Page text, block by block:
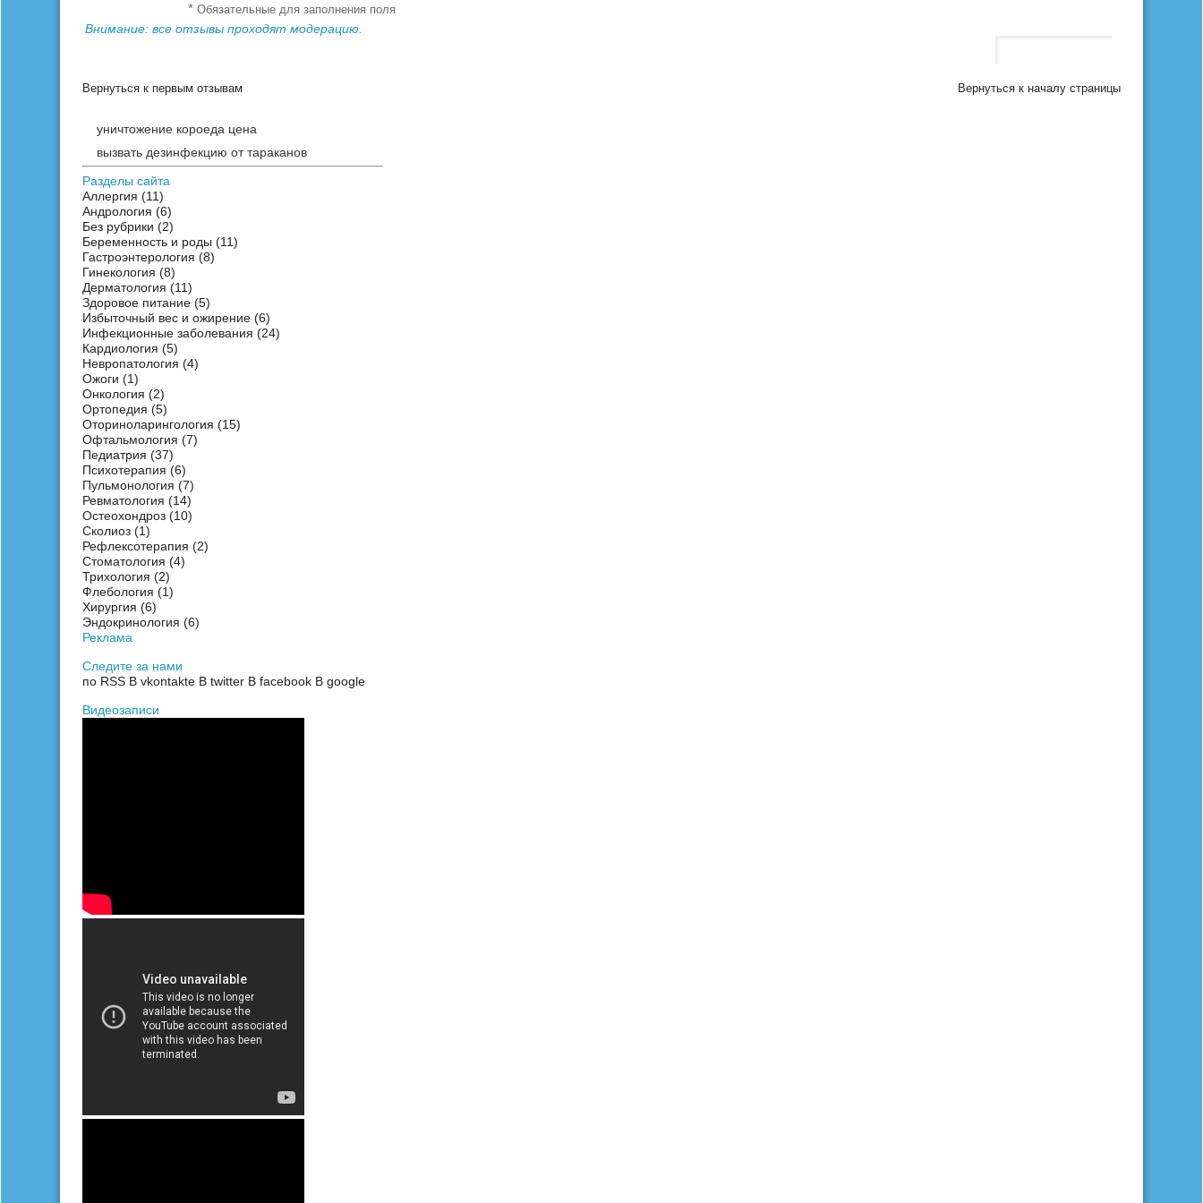
* Обязательные для заполнения поля
Внимание: все отзывы проходят модерацию.
Вернуться к первым отзывам Вернуться к началу страницы
уничтожение короеда цена
вызвать дезинфекцию от тараканов
Разделы сайта
Аллергия (11)
Андрология (6)
Без рубрики (2)
Беременность и роды (11)
Гастроэнтерология (8)
Гинекология (8)
Дерматология (11)
Здоровое питание (5)
Избыточный вес и ожирение (6)
Инфекционные заболевания (24)
Кардиология (5)
Невропатология (4)
Ожоги (1)
Онкология (2)
Ортопедия (5)
Оториноларингология (15)
Офтальмология (7)
Педиатрия (37)
Психотерапия (6)
Пульмонология (7)
Ревматология (14)
Остеохондроз (10)
Сколиоз (1)
Рефлексотерапия (2)
Стоматология (4)
Трихология (2)
Флебология (1)
Хирургия (6)
Эндокринология (6)
Реклама
Следите за нами
по RSS В vkontakte В twitter В facebook В google
Видеозаписи